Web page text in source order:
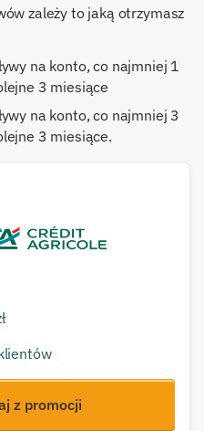
zależy to jaką otrzymasz
na konto, co najmniej 1
3 miesiące
na konto, co najmniej 3
3 miesiące.
z promocji